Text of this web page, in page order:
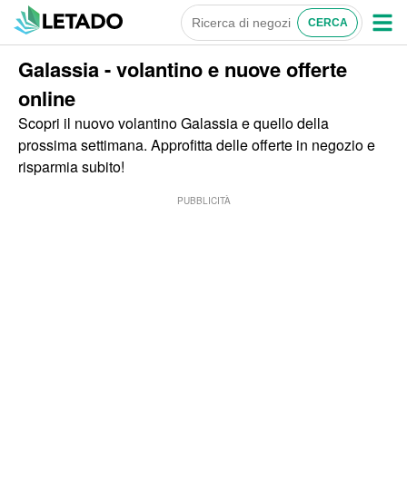
Galassia - volantino e nuove offerte
online
Scopri il nuovo volantino Galassia e quello della
prossima settimana. Approfitta delle offerte in negozio e
risparmia subito!
PUBBLICITÀ